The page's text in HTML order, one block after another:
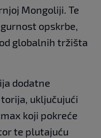
Mongoliji. Te
opskrbe,
globalnih tržišta
dodatne
uključujući
koji pokreće
te plutajuću